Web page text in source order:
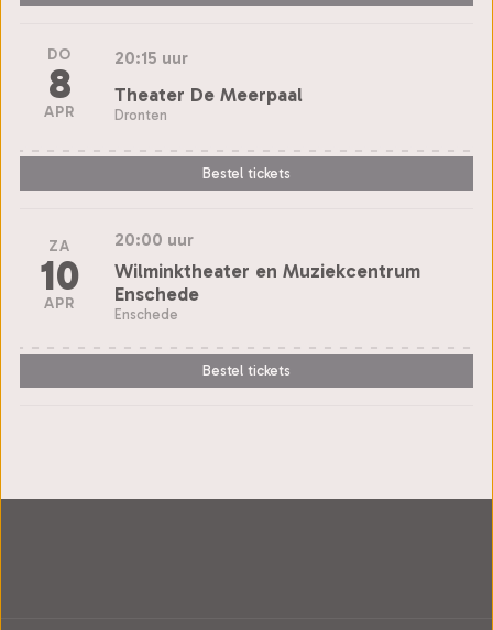
DO
8
APR
20:15 uur
Theater De Meerpaal
Dronten
Bestel tickets
ZA
10
APR
20:00 uur
Wilminktheater en Muziekcentrum
Enschede
Enschede
Bestel tickets